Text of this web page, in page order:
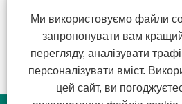
Ми використовуємо файли
запропонувати вам
перегляду, аналізувати
персоналізувати вміст.
цей сайт, ви